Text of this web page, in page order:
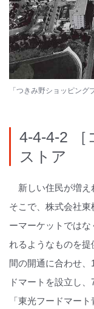
「つきみ野ショッピン
4-4-4-2 ［
ストア
新しい住民が増え
そこで、株式会社
ーマーケットでは
れるようなものを
間の開通に合わせ
ドマートを設立し
「東光フードマー